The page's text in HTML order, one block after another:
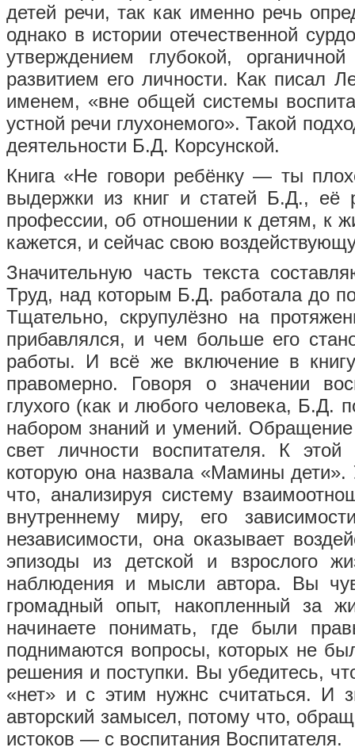
детей речи, так как именно речь
однако в истории отечественной
утверждением глубокой,
развитием его лично­сти. Как писал
именем, «вне общей системы
устной речи глухонемого». Такой
деятельности Б.Д. Корсунской.
Книга «Не говори ребёнку — ты
выдержки из книг и статей Б.Д., её
профессии, об отношении к детям, к
кажется, и сейчас свою
Значительную часть текста
Труд, над которым Б.Д. ра­ботала до
Тщательно, скрупулёзно на
прибавлялся, и чем больше его
работы. И всё же включение в
правомерно. Говоря о значении
глухого (как и любого человека, Б.Д.
набором знаний и умений.
свет личности воспитателя. К
которую она назвала «Мамины дети».
что, анализируя систему
внутреннему миру, его
независимости, она оказывает
эпизоды из детской и взрослого
наблюдения и мысли автора. Вы
громадный опыт, накопленный за
начинаете понимать, где были
поднимаются во­просы, которых не
решения и поступки. Вы убедитесь,
«нет» и с этим нужнс считаться. И
авторский замысел, потому что,
истоков — с воспитания Вос­питателя.